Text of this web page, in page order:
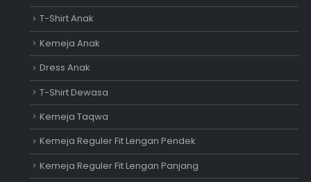
T-Shirt Anak
Kemeja Anak
Dress Anak
T-Shirt Dewasa
Kemeja Taqwa
Kemeja Reguler Fit Lengan Pendek
Kemeja Reguler Fit Lengan Panjang